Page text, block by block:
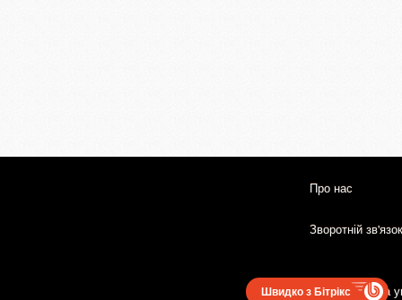
Про нас
Зворотній зв'язок
Користувацька
Швидко з Бітрікс